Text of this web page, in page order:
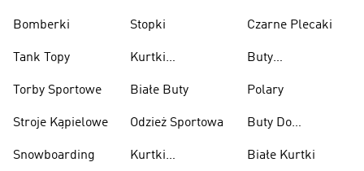
Bomberki
Tank Topy
Torby Sportowe
Stroje Kąpielowe
Snowboarding
Stopki
Kurtki
Białe Buty
Odzież Sportowa
Kurtki
Czarne Plecaki
Buty
Polary
Buty Do
Ciężarów
Białe Kurtki